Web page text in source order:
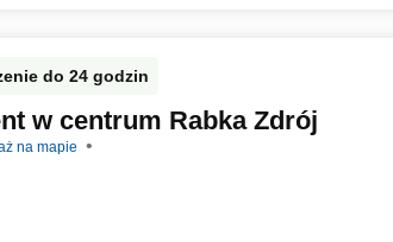
do 24 godzin
w centrum Rabka Zdrój
na mapie